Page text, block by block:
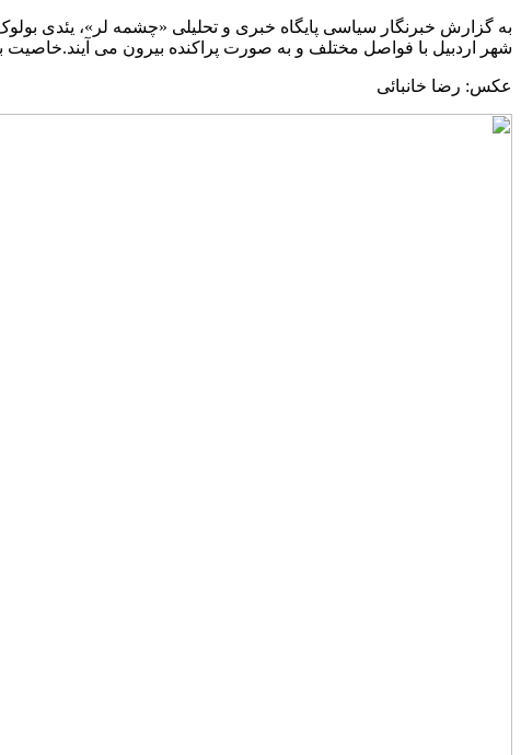
شهر اردبیل با فواصل مختلف و به صورت پراکنده بیرون می
عکس: رضا خانبائی